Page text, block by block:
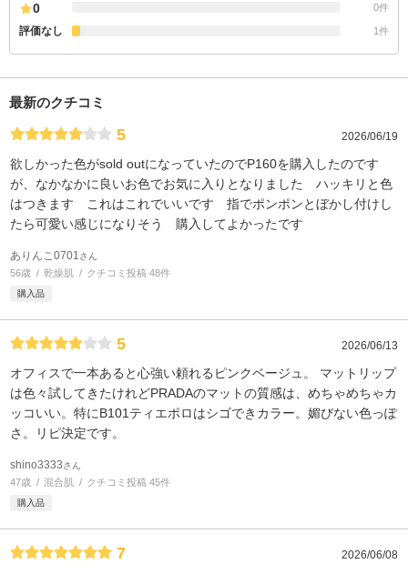
0 0件
評価なし 1件
最新のクチコミ
5 2026/06/19
欲しかった色がsold outになっていたのでP160を購入したのです
が、なかなかに良いお色でお気に入りとなりました ハッキリと色
はつきます これはこれでいいです 指でポンポンとぼかし付けし
たら可愛い感じになりそう 購入してよかったです
ありんこ0701さん
56歳 乾燥肌 クチコミ投稿 48件
購入品
5 2026/06/13
オフィスで一本あると心強い頼れるピンクベージュ。 マットリップ
は色々試してきたけれどPRADAのマットの質感は、めちゃめちゃカ
ッコいい。特にB101ティエポロはシゴできカラー。媚びない色っぽ
さ。リピ決定です。
shino3333さん
47歳 混合肌 クチコミ投稿 45件
購入品
7 2026/06/08